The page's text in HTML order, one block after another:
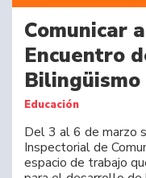
Comunicar
Encuentro
Bilingüismo
Educación
Del 3 al 6 de marzo
Inspectorial de
espacio de trabajo